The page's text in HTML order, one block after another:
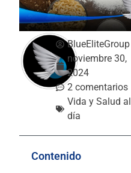
BlueEliteGroup
noviembre 30,
2024
2 comentarios
Vida y Salud al
día
Contenido